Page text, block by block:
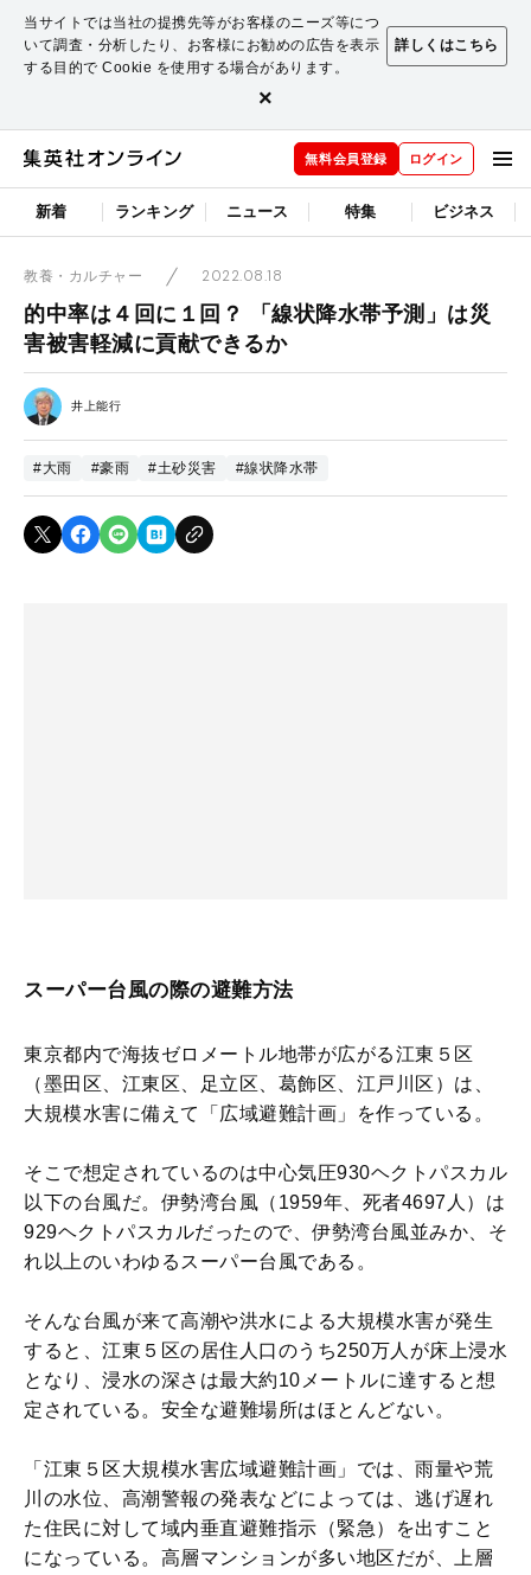
当サイトでは当社の提携先等がお客様のニーズ等につ
いて調査・分析したり、お客様にお勧めの広告を表示
する目的で Cookie を使用する場合があります。
詳しくはこちら
×
無料会員登録 ログイン
新着 ランキング ニュース 特集 ビジネス
教養・カルチャー 2022.08.18
的中率は４回に１回？ 「線状降水帯予測」は災
害被害軽減に貢献できるか
井上能行
#大雨 #豪雨 #土砂災害 #線状降水帯
スーパー台風の際の避難方法
東京都内で海抜ゼロメートル地帯が広がる江東５区
（墨田区、江東区、足立区、葛飾区、江戸川区）は、
大規模水害に備えて「広域避難計画」を作っている。
そこで想定されているのは中心気圧930ヘクトパスカル
以下の台風だ。伊勢湾台風（1959年、死者4697人）は
929ヘクトパスカルだったので、伊勢湾台風並みか、そ
れ以上のいわゆるスーパー台風である。
そんな台風が来て高潮や洪水による大規模水害が発生
すると、江東５区の居住人口のうち250万人が床上浸水
となり、浸水の深さは最大約10メートルに達すると想
定されている。安全な避難場所はほとんどない。
「江東５区大規模水害広域避難計画」では、雨量や荒
川の水位、高潮警報の発表などによっては、逃げ遅れ
た住民に対して域内垂直避難指示（緊急）を出すこと
になっている。高層マンションが多い地区だが、上層